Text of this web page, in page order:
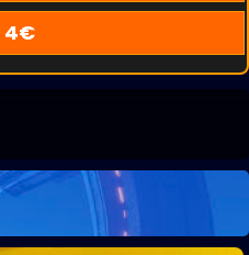
4€